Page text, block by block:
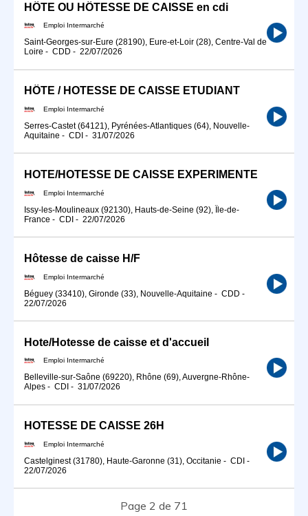
HÔTE OU HÔTESSE DE CAISSE en cdi
Emploi Intermarché
Saint-Georges-sur-Eure (28190), Eure-et-Loir (28), Centre-Val de
Loire - CDD - 22/07/2026
HÔTE / HOTESSE DE CAISSE ETUDIANT
Emploi Intermarché
Serres-Castet (64121), Pyrénées-Atlantiques (64), Nouvelle-
Aquitaine - CDI - 31/07/2026
HOTE/HOTESSE DE CAISSE EXPERIMENTE
Emploi Intermarché
Issy-les-Moulineaux (92130), Hauts-de-Seine (92), Île-de-
France - CDI - 22/07/2026
Hôtesse de caisse H/F
Emploi Intermarché
Béguey (33410), Gironde (33), Nouvelle-Aquitaine - CDD -
22/07/2026
Hote/Hotesse de caisse et d'accueil
Emploi Intermarché
Belleville-sur-Saône (69220), Rhône (69), Auvergne-Rhône-
Alpes - CDI - 31/07/2026
HOTESSE DE CAISSE 26H
Emploi Intermarché
Castelginest (31780), Haute-Garonne (31), Occitanie - CDI -
22/07/2026
Page 2 de 71